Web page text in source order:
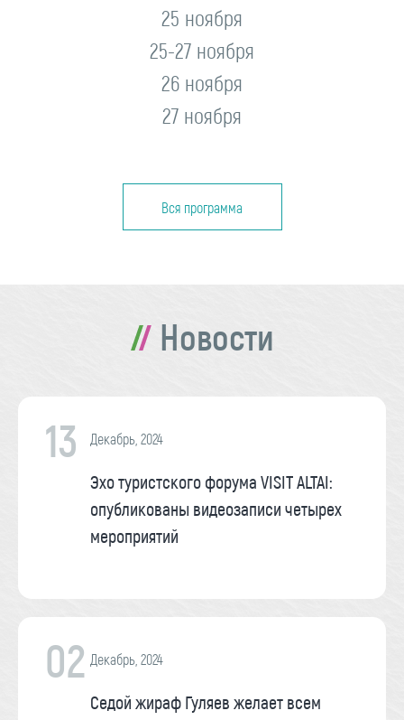
25 ноября
25-27 ноября
26 ноября
27 ноября
Вся программа
Новости
13 Декабрь, 2024
Эхо туристского форума VISIT ALTAI:
опубликованы видеозаписи четырех
мероприятий
02 Декабрь, 2024
Седой жираф Гуляев желает всем